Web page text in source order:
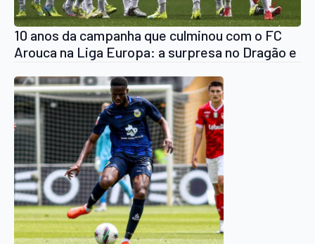
10 anos da campanha que culminou com o FC
Arouca na Liga Europa: a surpresa no Dragão e